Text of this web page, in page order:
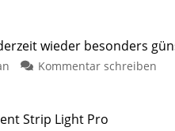
wieder besonders
Kommentar schreiben
Strip Light Pro